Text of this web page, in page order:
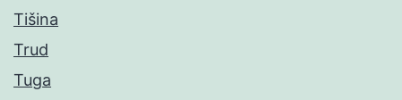
Tišina
Trud
Tuga